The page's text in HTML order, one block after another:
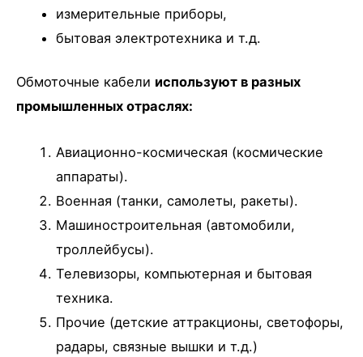
измерительные приборы,
бытовая электротехника и т.д.
Обмоточные кабели используют в разных
промышленных отраслях:
Авиационно-космическая (космические
аппараты).
Военная (танки, самолеты, ракеты).
Машиностроительная (автомобили,
троллейбусы).
Телевизоры, компьютерная и бытовая
техника.
Прочие (детские аттракционы, светофоры,
радары, связные вышки и т.д.)